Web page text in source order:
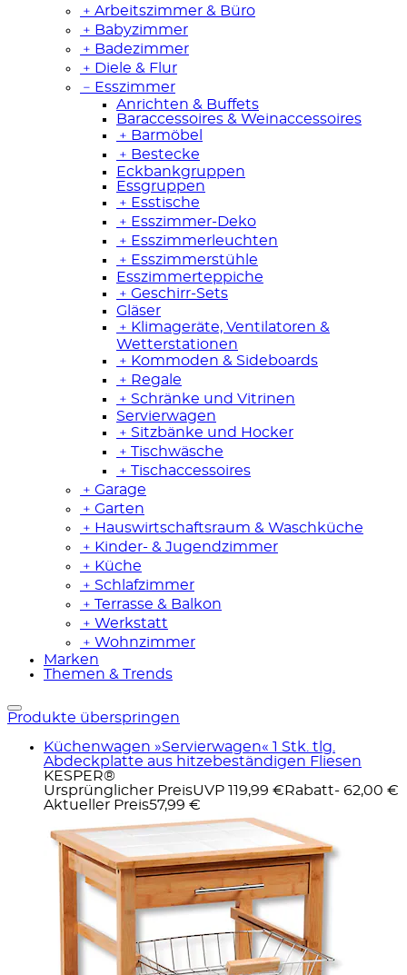
﹢ Arbeitszimmer & Büro
﹢ Babyzimmer
﹢ Badezimmer
﹢ Diele & Flur
﹣ Esszimmer
Anrichten & Buffets
Baraccessoires & Weinaccessoires
﹢ Barmöbel
﹢ Bestecke
Eckbankgruppen
Essgruppen
﹢ Esstische
﹢ Esszimmer-Deko
﹢ Esszimmerleuchten
﹢ Esszimmerstühle
Esszimmerteppiche
﹢ Geschirr-Sets
Gläser
﹢ Klimageräte, Ventilatoren &
Wetterstationen
﹢ Kommoden & Sideboards
﹢ Regale
﹢ Schränke und Vitrinen
Servierwagen
﹢ Sitzbänke und Hocker
﹢ Tischwäsche
﹢ Tischaccessoires
﹢ Garage
﹢ Garten
﹢ Hauswirtschaftsraum & Waschküche
﹢ Kinder- & Jugendzimmer
﹢ Küche
﹢ Schlafzimmer
﹢ Terrasse & Balkon
﹢ Werkstatt
﹢ Wohnzimmer
Marken
Themen & Trends
Produkte überspringen
Küchenwagen »Servierwagen« 1 Stk. tlg.
Abdeckplatte aus hitzebeständigen Fliesen
KESPER®
Ursprünglicher PreisUVP 119,99 € Rabatt- 62,00 €
Aktueller Preis57,99 €